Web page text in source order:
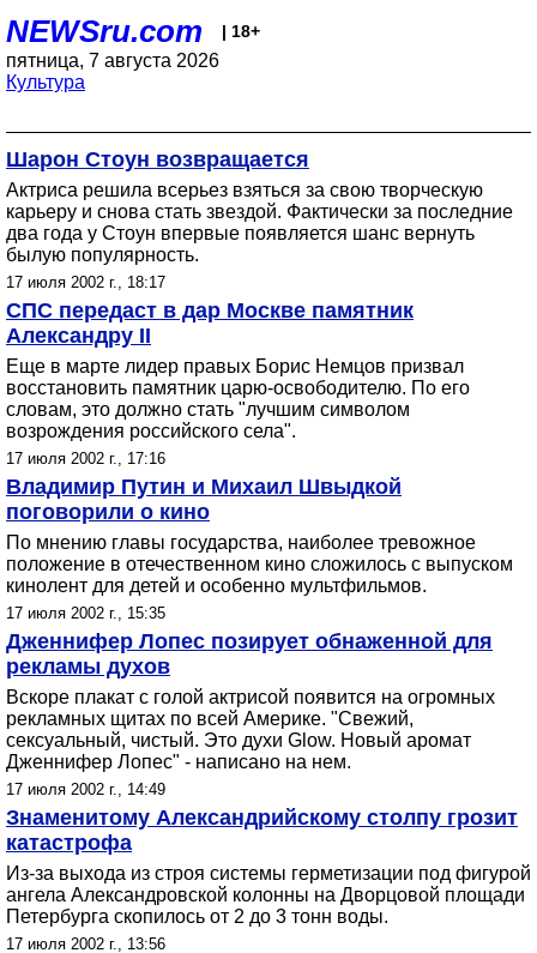
NEWSru.com | 18+
пятница, 7 августа 2026
Культура
Шарон Стоун возвращается
Актриса решила всерьез взяться за свою творческую
карьеру и снова стать звездой. Фактически за последние
два года у Стоун впервые появляется шанс вернуть
былую популярность.
17 июля 2002 г., 18:17
СПС передаст в дар Москве памятник
Александру II
Еще в марте лидер правых Борис Немцов призвал
восстановить памятник царю-освободителю. По его
словам, это должно стать "лучшим символом
возрождения российского села".
17 июля 2002 г., 17:16
Владимир Путин и Михаил Швыдкой
поговорили о кино
По мнению главы государства, наиболее тревожное
положение в отечественном кино сложилось с выпуском
кинолент для детей и особенно мультфильмов.
17 июля 2002 г., 15:35
Дженнифер Лопес позирует обнаженной для
рекламы духов
Вскоре плакат с голой актрисой появится на огромных
рекламных щитах по всей Америке. "Свежий,
сексуальный, чистый. Это духи Glow. Новый аромат
Дженнифер Лопес" - написано на нем.
17 июля 2002 г., 14:49
Знаменитому Александрийскому столпу грозит
катастрофа
Из-за выхода из строя системы герметизации под фигурой
ангела Александровской колонны на Дворцовой площади
Петербурга скопилось от 2 до 3 тонн воды.
17 июля 2002 г., 13:56